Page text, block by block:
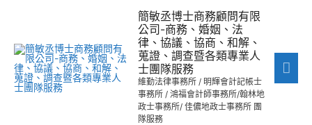
簡敏丞博士商務顧問有限
公司-商務、婚姻、法
律、協議、協商、和解、
蒐證、調查暨各類專業人
士團隊服務
維勤法律事務所 / 明輝會計記帳士
事務所 / 鴻福會計師事務所/翰林地
政士事務所/ 佳儂地政士事務所 團
隊服務
選